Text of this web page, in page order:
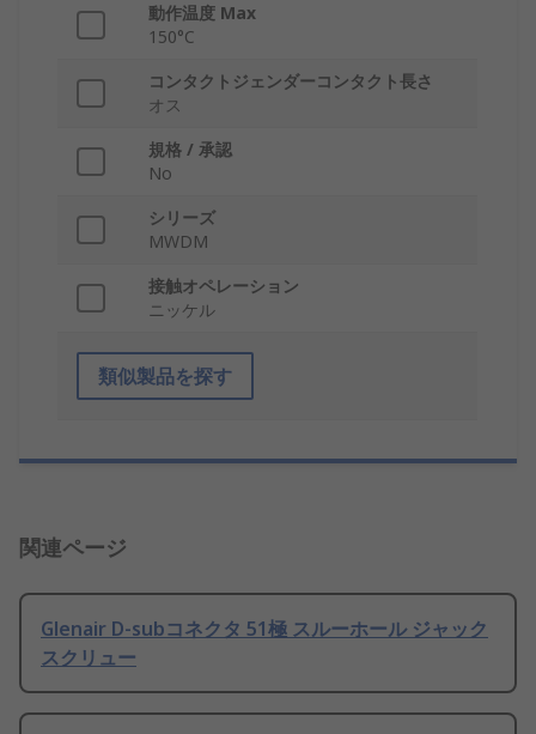
動作温度 Max
150°C
コンタクトジェンダーコンタクト長さ
オス
規格 / 承認
No
シリーズ
MWDM
接触オペレーション
ニッケル
類似製品を探す
関連ページ
Glenair D-subコネクタ 51極 スルーホール ジャック
スクリュー